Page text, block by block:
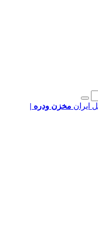
مخزن ودره |